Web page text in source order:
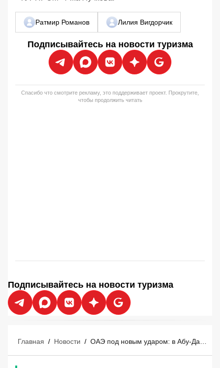
Ратмир Романов Лилия Вигдорчик
Подписывайтесь на новости туризма
Спасибо что смотрите рекламу, это поддерживает проект. Прокрутите,
чтобы продолжить читать
Подписывайтесь на новости туризма
Главная / Новости /